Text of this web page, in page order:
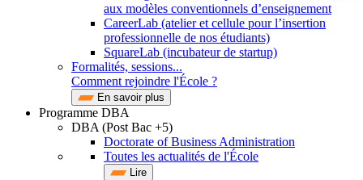
aux modèles conventionnels d’enseignement
CareerLab (atelier et cellule pour l’insertion
professionnelle de nos étudiants)
SquareLab (incubateur de startup)
Formalités, sessions...
Comment rejoindre l'École ?
En savoir plus
Programme DBA
DBA (Post Bac +5)
Doctorate of Business Administration
Toutes les actualités de l'École
Lire